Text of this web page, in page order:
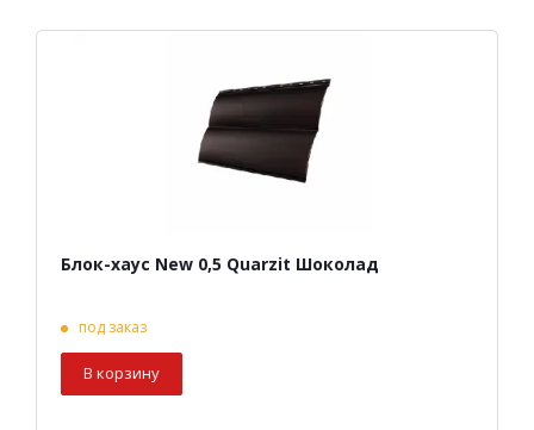
Блок-хаус New 0,5 Quarzit Шоколад
под заказ
В корзину